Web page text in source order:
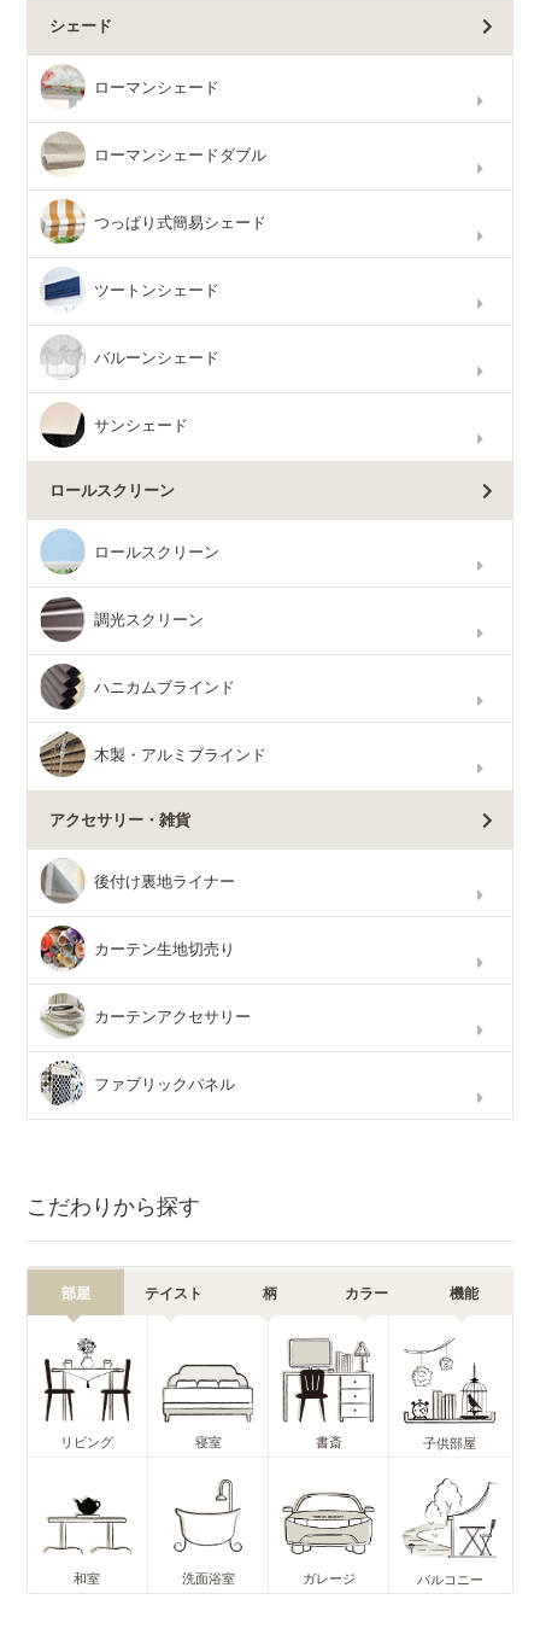
シェード
ローマンシェード
ローマンシェードダブル
つっぱり式簡易シェード
ツートンシェード
バルーンシェード
サンシェード
ロールスクリーン
ロールスクリーン
調光スクリーン
ハニカムブラインド
木製・アルミブラインド
アクセサリー・雑貨
後付け裏地ライナー
カーテン生地切売り
カーテンアクセサリー
ファブリックパネル
こだわりから探す
部屋 テイスト 柄 カラー 機能
リビング 寝室 書斎 子供部屋
和室 洗面浴室 ガレージ バルコニー